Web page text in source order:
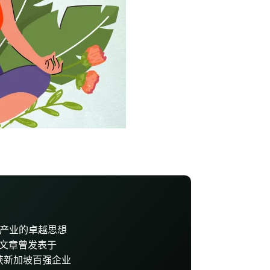
业的卓越思想
章曾发表于
加坡百强企业